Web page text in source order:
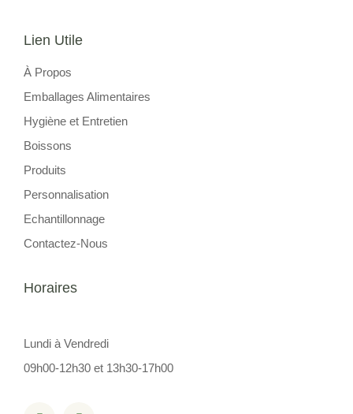
Lien Utile
À Propos
Emballages Alimentaires
Hygiène et Entretien
Boissons
Produits
Personnalisation
Echantillonnage
Contactez-Nous
Horaires
Lundi à Vendredi
09h00-12h30 et 13h30-17h00